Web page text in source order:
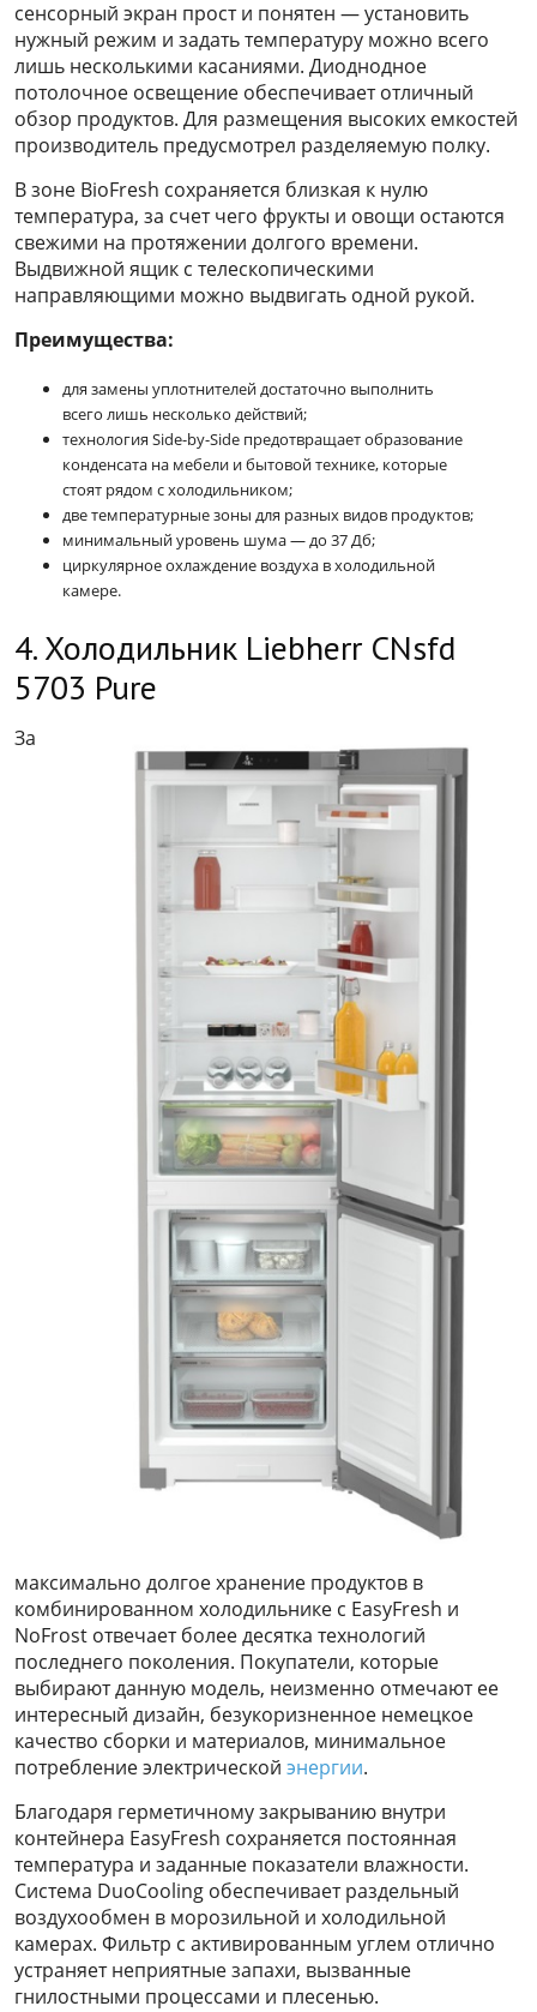
сенсорный экран прост и понятен — установить
нужный режим и задать температуру можно всего
лишь несколькими касаниями. Диоднодное
потолочное освещение обеспечивает отличный
обзор продуктов. Для размещения высоких емкостей
производитель предусмотрел разделяемую полку.
В зоне BioFresh сохраняется близкая к нулю
температура, за счет чего фрукты и овощи остаются
свежими на протяжении долгого времени.
Выдвижной ящик с телескопическими
направляющими можно выдвигать одной рукой.
Преимущества:
для замены уплотнителей достаточно выполнить
всего лишь несколько действий;
технология Side-by-Side предотвращает образование
конденсата на мебели и бытовой технике, которые
стоят рядом с холодильником;
две температурные зоны для разных видов продуктов;
минимальный уровень шума — до 37 Дб;
циркулярное охлаждение воздуха в холодильной
камере.
4. Холодильник Liebherr CNsfd
5703 Pure
За
максимально долгое хранение продуктов в
комбинированном холодильнике с EasyFresh и
NoFrost отвечает более десятка технологий
последнего поколения. Покупатели, которые
выбирают данную модель, неизменно отмечают ее
интересный дизайн, безукоризненное немецкое
качество сборки и материалов, минимальное
потребление электрической энергии.
Благодаря герметичному закрыванию внутри
контейнера EasyFresh сохраняется постоянная
температура и заданные показатели влажности.
Система DuoCooling обеспечивает раздельный
воздухообмен в морозильной и холодильной
камерах. Фильтр с активированным углем отлично
устраняет неприятные запахи, вызванные
гнилостными процессами и плесенью.